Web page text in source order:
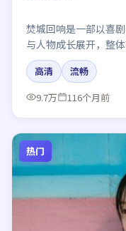
焚城回响是一部以喜
与人物成长展开，整
高清
流畅
9.7万
116个月前
热门